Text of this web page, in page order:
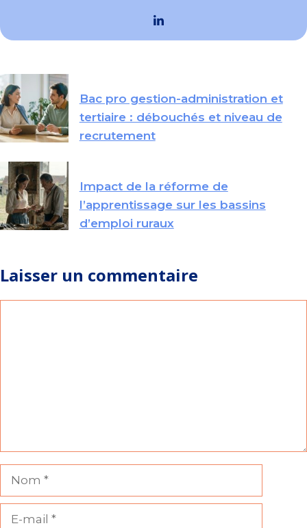
Bac pro gestion-administration et
tertiaire : débouchés et niveau de
recrutement
Impact de la réforme de
l’apprentissage sur les bassins
d’emploi ruraux
Laisser un commentaire
Nom